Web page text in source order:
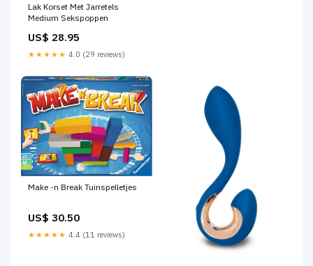
Lak Korset Met Jarretels
Medium Sekspoppen
US$ 28.95
★★★★★ 4.0 (29 reviews)
Make -n Break Tuinspelletjes
US$ 30.50
★★★★★ 4.4 (11 reviews)